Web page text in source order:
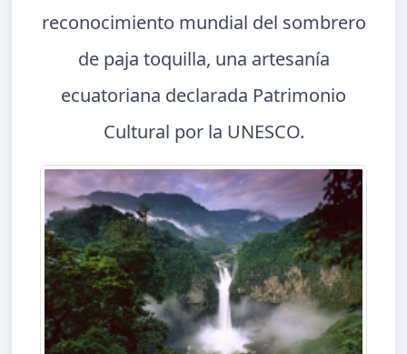
reconocimiento mundial del sombrero
de paja toquilla, una artesanía
ecuatoriana declarada Patrimonio
Cultural por la UNESCO.